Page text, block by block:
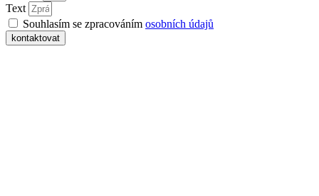
Text
Souhlasím se zpracováním osobních údajů
kontaktovat